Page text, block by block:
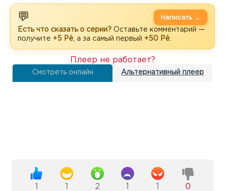
💬
Есть что сказать о серии? Оставьте комментарий —
получите +5 Рё , а за самый первый +50 Рё
Написать →
Смотреть онлайн Альтернативный плеер
Плеер не работает?
2 0